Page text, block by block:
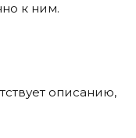
к ним.
описанию,